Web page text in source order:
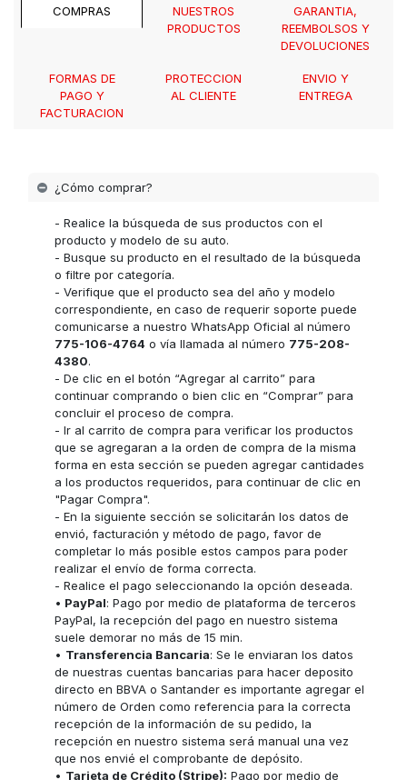
COMPRAS
NUESTROS
PRODUCTOS
GARANTIA,
REEMBOLSOS Y
DEVOLUCIONES
FORMAS DE
PAGO Y
FACTURACION
PROTECCION
AL CLIENTE
ENVIO Y
ENTREGA
¿Cómo comprar?
- Realice la búsqueda de sus productos con el
producto y modelo de su auto.
- Busque su producto en el resultado de la búsqueda
o filtre por categoría.
- Verifique que el producto sea del año y modelo
correspondiente, en caso de requerir soporte puede
comunicarse a nuestro WhatsApp Oficial al número
775-106-4764 o vía llamada al número 775-208-
4380.
- De clic en el botón “Agregar al carrito” para
continuar comprando o bien clic en “Comprar” para
concluir el proceso de compra.
- Ir al carrito de compra para verificar los productos
que se agregaran a la orden de compra de la misma
forma en esta sección se pueden agregar cantidades
a los productos requeridos, para continuar de clic en
"Pagar Compra".
- En la siguiente sección se solicitarán los datos de
envió, facturación y método de pago, favor de
completar lo más posible estos campos para poder
realizar el envío de forma correcta.
- Realice el pago seleccionando la opción deseada.
• PayPal: Pago por medio de plataforma de terceros
PayPal, la recepción del pago en nuestro sistema
suele demorar no más de 15 min.
• Transferencia Bancaria: Se le enviaran los datos
de nuestras cuentas bancarias para hacer deposito
directo en BBVA o Santander es importante agregar el
número de Orden como referencia para la correcta
recepción de la información de su pedido, la
recepción en nuestro sistema será manual una vez
que nos envié el comprobante de depósito.
• Tarjeta de Crédito (Stripe): Pago por medio de